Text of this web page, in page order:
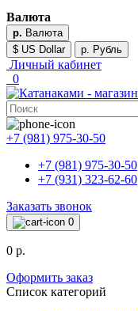
Валюта
р. Валюта
$ US Dollar
р. Рубль
Личный кабинет
0
+7 (981) 975-30-50
+7 (981) 975-30-50
+7 (931) 323-62-60
Заказать звонок
0
0 р.
Оформить заказ
Список категорий